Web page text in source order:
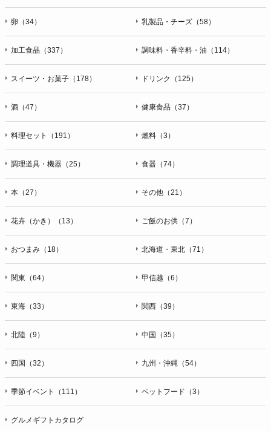
卵（34） 乳製品・チーズ（58）
加工食品（337） 調味料・香辛料・油（114）
スイーツ・お菓子（178） ドリンク（125）
酒（47） 健康食品（37）
料理セット（191） 燃料（3）
調理道具・機器（25） 食器（74）
本（27） その他（21）
花卉（かき）（13） ご飯のお供（7）
おつまみ（18） 北海道・東北（71）
関東（64） 甲信越（6）
東海（33） 関西（39）
北陸（9） 中国（35）
四国（32） 九州・沖縄（54）
季節イベント（111） ペットフード（3）
グルメギフトカタログ